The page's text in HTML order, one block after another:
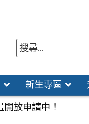
新生專區
放申請中！